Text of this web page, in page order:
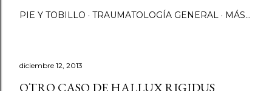
PIE Y TOBILLO TRAUMATOLOGÍA GENERAL MÁS…
diciembre 12, 2013
OTRO CASO DE HALLUX RIGIDUS